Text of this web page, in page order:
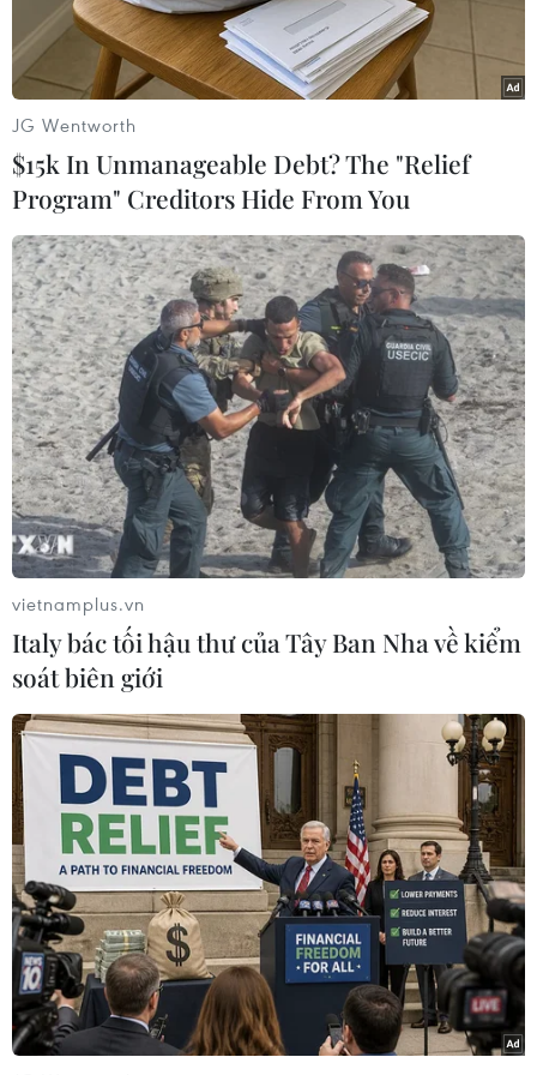
Cảnh khói bụi trên đường phố. (Nguồn: TTXVN)
Đề cập đến các nguồn thải gây ô nhiễm môi
trường không khí tại các đô thị lớn trong thời
gian qua, nhất là khí thải từ phương tiện giao
thông, ông Nguyễn Hưng Thịnh, Phó Tổng Cục
trưởng Tổng cục Môi trường (Bộ Tài nguyên và
Môi trường) cho biết Việt Nam đã có “công cụ”
góp phần giảm thiểu ô nhiễm do khí thải ôtô, xe
máy lưu hành gây ra.
quý 1/2021 diễn ra ngày 28/4, ông Thịnh cho
biết để giảm thiểu ô nhiễm môi trường không
khí, vừa qua, Bộ Tài nguyên và Môi trường đã
ban hành hệ thống quy chuẩn kỹ thuật quốc gia
về môi trường - đây là cơ sở để các tổ chức, cá
nhân có liên quan điều chỉnh, giám sát, vận
hành theo các yêu cầu kỹ thuật đã đưa ra.
Theo đó, bên cạnh việc thực hiện các lộ trình áp
dụng tiêu chuẩn khí thải đối với ôtô, xe máy sản
xuất, lắp ráp và nhập khẩu mới đã được ban
JG Wentworth
$15k In Unmanageable Debt? The "Relief
Program" Creditors Hide From You
vietnamplus.vn
Italy bác tối hậu thư của Tây Ban Nha về kiểm
soát biên giới